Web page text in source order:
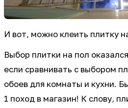
И вот, можно клеить плитку
Выбор плитки на пол
если сравнивать с выбором
обоев для комнаты и кухни.
1 поход в магазин! К слову,